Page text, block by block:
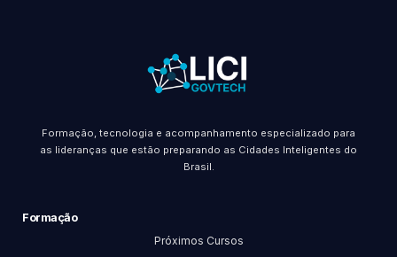
Formação, tecnologia e acompanhamento especializado para
as lideranças que estão preparando as Cidades Inteligentes do
Brasil.
Formação
Próximos Cursos